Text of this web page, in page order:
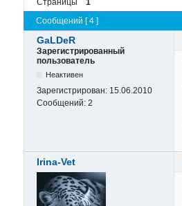
Сообщений [ 4 ]
GaLDeR
Зарегистрированный
пользователь
Неактивен
Зарегистрирован: 15.06.2010
Сообщений: 2
Irina-Vet